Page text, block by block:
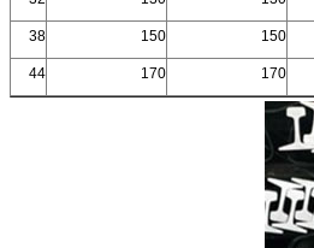
150
150
38
170
170
44